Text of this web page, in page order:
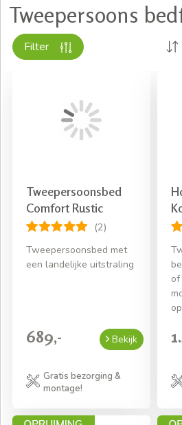
Tweepersoons
Filter
Tweepersoonsbed
Comfort Rustic
(2)
Tweepersoonsbed met
een landelijke uitstraling
689,- Bekijk
Gratis bezorging &
montage!